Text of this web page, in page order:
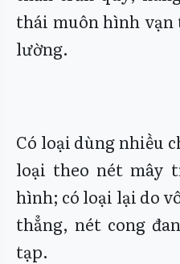
thái muôn hình vạn
lường.
Có loại dùng nhiều
loại theo nét mây
hình; có loại lại do
thẳng, nét cong
tạp.